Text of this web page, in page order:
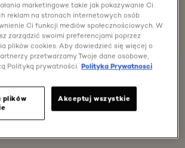
marketingowe takie jak pokazywanie Ci
reklam na stronach internetowych osób
Ci funkcji mediów społecznościowych. W
zarządzić swoimi preferencjami poprzez
plików cookies. Aby dowiedzieć się więcej o
przetwarzamy Twoje dane osobowe,
Polityką prywatności. Polityka Prywatnosci
plików
Akceptuj wszystkie